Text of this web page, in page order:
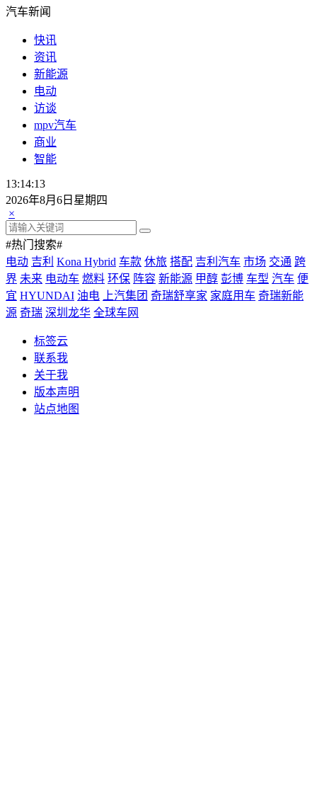
汽车新闻
快讯
资讯
新能源
电动
访谈
mpv汽车
商业
智能
13:14:15
2026年8月6日星期四
×
#热门搜索#
电动 吉利 Kona Hybrid 车款 休旅 搭配 吉利汽车 市场 交通 跨
界 未来 电动车 燃料 环保 阵容 新能源 甲醇 彭博 车型 汽车 便
宜 HYUNDAI 油电 上汽集团 奇瑞舒享家 家庭用车 奇瑞新能
源 奇瑞 深圳龙华 全球车网
标签云
联系我
关于我
版本声明
站点地图